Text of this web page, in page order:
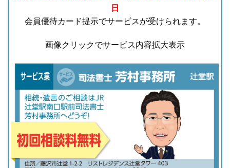
日
会員優待カード提示でサービスが受けられます。
画像クリックでサービス内容拡大表示